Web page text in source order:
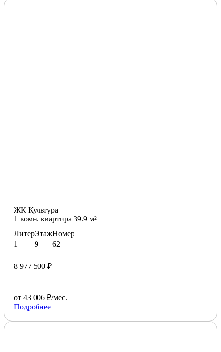
ЖК Культура
1-комн. квартира 39.9 м²
Литер
1
Этаж
9
Номер
62
8 977 500 ₽
от 43 006 ₽/мес.
Подробнее